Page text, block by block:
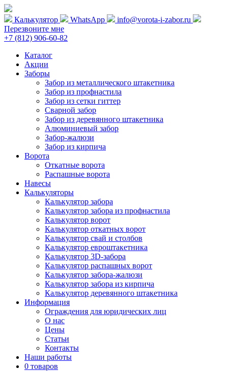
Калькулятор WhatsApp
info@vorota-i-zabor.ru
Перезвоните мне
+7 (812) 906-60-82
Каталог
Акции
Заборы
Забор из металлического штакетника
Забор из профнастила
Забор из сетки гиттер
Сварной забор
Забор из деревянного штакетника
Алюминиевый забор
Забор-жалюзи
Забор из кирпича
Ворота
Откатные ворота
Распашные ворота
Навесы
Калькуляторы
Калькулятор забора
Калькулятор забора из профнастила
Калькулятор ворот
Калькулятор откатных ворот
Калькулятор свай и столбов
Калькулятор евроштакетника
Калькулятор 3D-забора
Калькулятор распашных ворот
Калькулятор забора-жалюзи
Калькулятор забора из кирпича
Калькулятор деревянного штакетника
Информация
Ограждения для юридических лиц
О нас
Цены
Статьи
Контакты
Наши работы
0 товаров